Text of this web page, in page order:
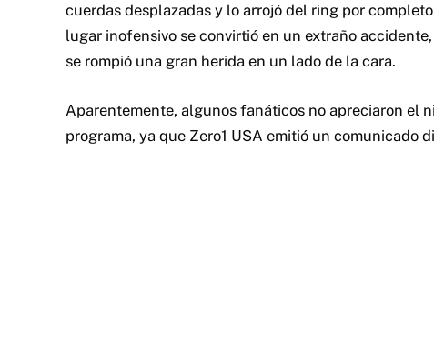
cuerdas desplazadas y lo arrojó del ring por
lugar inofensivo se convirtió en un extraño
se rompió una gran herida en un lado de la cara.
Aparentemente, algunos fanáticos no apreciaron el
programa, ya que Zero1 USA emitió un comunicado